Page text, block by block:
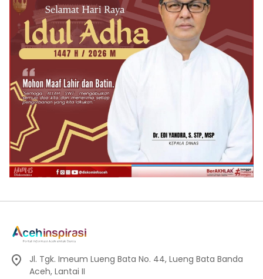
Jl. Tgk. Imeum Lueng Bata No. 44, Lueng Bata Banda
Aceh, Lantai II